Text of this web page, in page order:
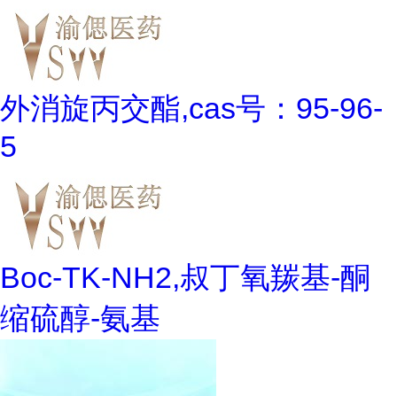
外消旋丙交酯,cas号：95-96-
5
Boc-TK-NH2,叔丁氧羰基-酮
缩硫醇-氨基